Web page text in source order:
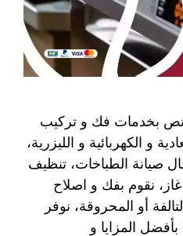
بخدمات فك و تركيب
و الكهربائية و الليزرية،
صيانة الطباخات، تنظيف
نقوم بفك و اصلاح
أو المحروقة، نوفر
المزايا و